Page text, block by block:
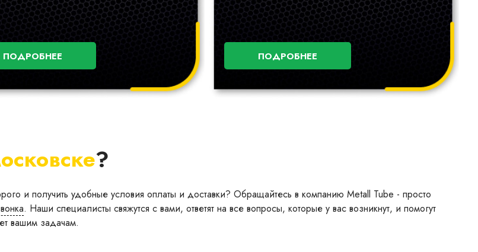
ПОДРОБНЕЕ ПОДРОБНЕЕ
?
и получить удобные условия оплаты и доставки? Обращайтесь в компанию Metall Tube - просто
. Наши специалисты свяжутся с вами, ответят на все вопросы, которые у вас возникнут, и помогут
вашим задачам.